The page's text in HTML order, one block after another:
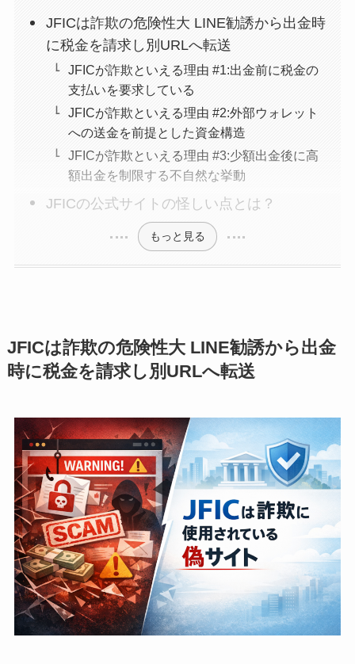
JFICは詐欺の危険性大 LINE勧誘から出金時
に税金を請求し別URLへ転送
JFICが詐欺といえる理由 #1:出金前に税金の
支払いを要求している
JFICが詐欺といえる理由 #2:外部ウォレット
への送金を前提とした資金構造
JFICが詐欺といえる理由 #3:少額出金後に高
額出金を制限する不自然な挙動
JFICの公式サイトの怪しい点とは？
もっと見る
JFICは詐欺の危険性大 LINE勧誘から出金
時に税金を請求し別URLへ転送